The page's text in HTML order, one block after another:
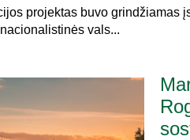
projektas buvo grindžiamas
vals...